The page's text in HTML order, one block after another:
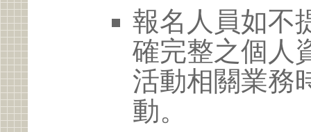
報名人員如不
確完整之個人
活動相關業務
動。